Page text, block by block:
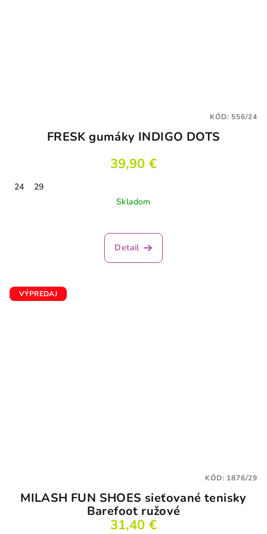
FRESK gumáky INDIGO DOTS
39,90 €
24
29
Skladom
Detail
KÓD: 556/24
VÝPREDAJ
MILASH FUN SHOES sieťované tenisky
Barefoot ružové
31,40 €
KÓD: 1876/29